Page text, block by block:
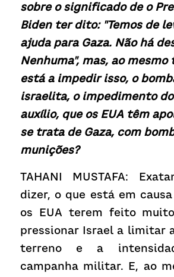
sobre o significado de o
Biden ter dito: "Temos de
ajuda para Gaza. Não há
Nenhuma", mas, ao mesmo
está a impedir isso, o
israelita, o impedimento
auxílio, que os EUA têm
se trata de Gaza, com
munições?
TAHANI MUSTAFA:
dizer, o que está em
os EUA terem feito
pressionar Israel a limitar
terreno e a
campanha militar. E, ao